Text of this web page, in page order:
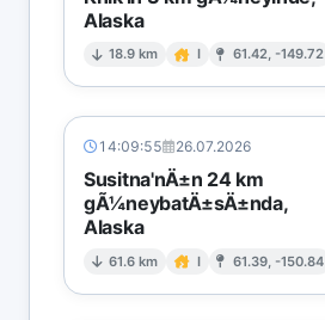
Alaska
18.9 km I 61.42, -149.72
14:09:55 26.07.2026
Susitna'nÄ±n 24 km
gÃ¼neybatÄ±sÄ±nda,
Alaska
61.6 km I 61.39, -150.84